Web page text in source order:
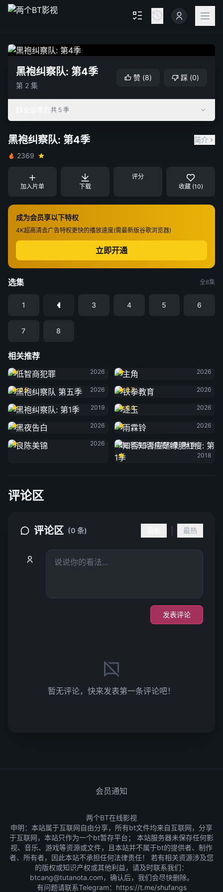
黑袍纠察队: 第4季
第 2 集
赞 (8) 踩 (0)
共 5 季
黑袍纠察队: 第4季
简介
2369
加入片单 下载
评分
收藏 (10)
成为会员享以下特权
4K超高清去广告特权更快的播放速度(需最新版谷歌浏览器)
立即开通
选集 全8集
1 3 4 5 6
7 8
相关推荐
低智商犯罪
2026
2026
黑袍纠察队 第五季
6.6
2026
铁拳教育
8.7
2026
黑袍纠察队: 第1季
2019
逐玉
6.4
2026
黑夜告白
2026
雨霖铃
2026
良陈美锦
2026
知否知否应是绿肥红瘦: 第1季
2018
评论区
评论区 (0 条) 最热
发表评论
暂无评论，快来发表第一条评论吧！
会员通知
两个BT在线影视
申明：本站属于互联网自由分享，所有bt文件均来自互联网，分享
于互联网，本站只作为一个bt暂存平台； 本站服务器未保存任何影
视、音乐、游戏等资源或文件，且本站并不属于bt的提供者、制作
者、所有者，因此本站不承担任何法律责任！ 若有相关资源涉及您
的版权或知识产权或其他利益，请及时联系我们：
btcang@tutanota.com，确认后，我们会尽快删除。
有问题请联系Telegram： https://t.me/shufangs